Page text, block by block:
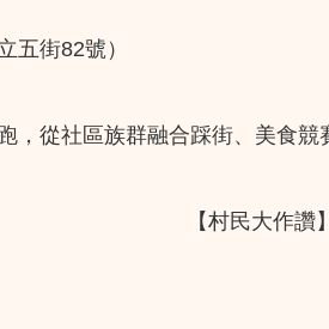
五街82號）
從社區族群融合踩街、美食競
【村民大作讚】